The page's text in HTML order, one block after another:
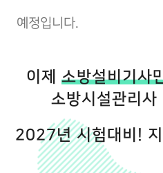
예정입니다.
이제 소방설비기사
소방시설관리
2027년 시험대비!